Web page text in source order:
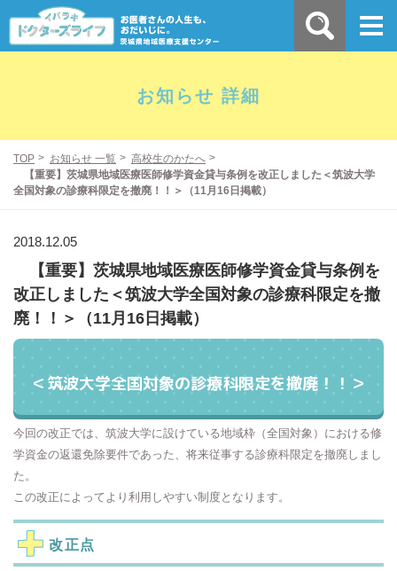
お知らせ 詳細
TOP お知らせ 一覧
高校生のかたへ
【重要】茨城県地域医療医師修学資金貸与条例を改正しました＜筑波大学
全国対象の診療科限定を撤廃！！＞（11月16日掲載）
2018.12.05
【重要】茨城県地域医療医師修学資金貸与条例を
改正しました＜筑波大学全国対象の診療科限定を撤
廃！！＞（11月16日掲載）
＜筑波大学全国対象の診療科限定を撤廃！！＞
今回の改正では、筑波大学に設けている地域枠（全国対象）における修
学資金の返還免除要件であった、将来従事する診療科限定を撤廃しまし
た。
この改正によってより利用しやすい制度となります。
改正点